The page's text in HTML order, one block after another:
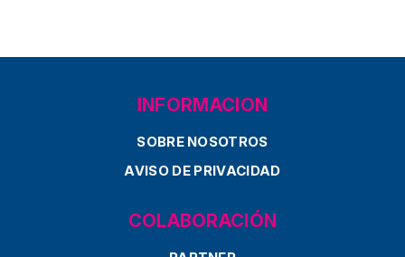
INFORMACION
SOBRE NOSOTROS
AVISO DE PRIVACIDAD
COLABORACIÓN